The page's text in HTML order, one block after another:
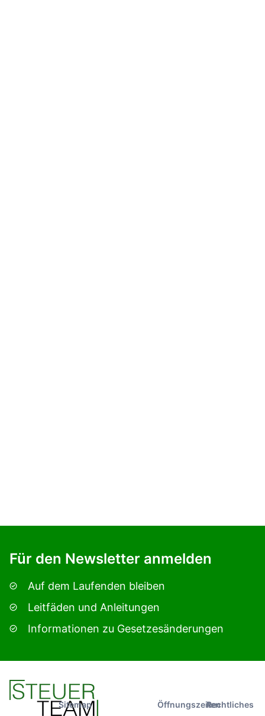
Für den Newsletter anmelden
Auf dem Laufenden bleiben
Leitfäden und Anleitungen
Informationen zu Gesetzesänderungen
Sitemap ÖffnungszeitenRechtliches